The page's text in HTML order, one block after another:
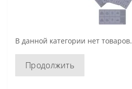
В данной категории нет товаров.
Продолжить